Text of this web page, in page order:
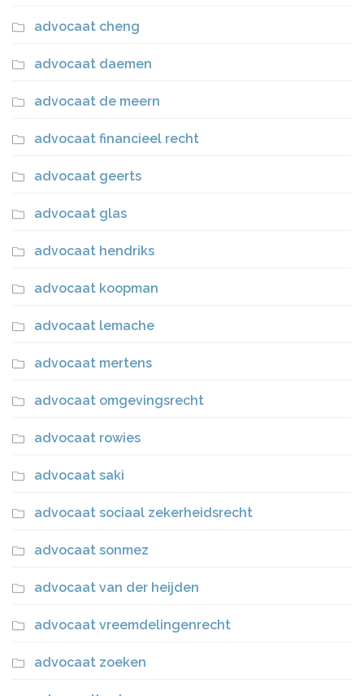
advocaat cheng
advocaat daemen
advocaat de meern
advocaat financieel recht
advocaat geerts
advocaat glas
advocaat hendriks
advocaat koopman
advocaat lemache
advocaat mertens
advocaat omgevingsrecht
advocaat rowies
advocaat saki
advocaat sociaal zekerheidsrecht
advocaat sonmez
advocaat van der heijden
advocaat vreemdelingenrecht
advocaat zoeken